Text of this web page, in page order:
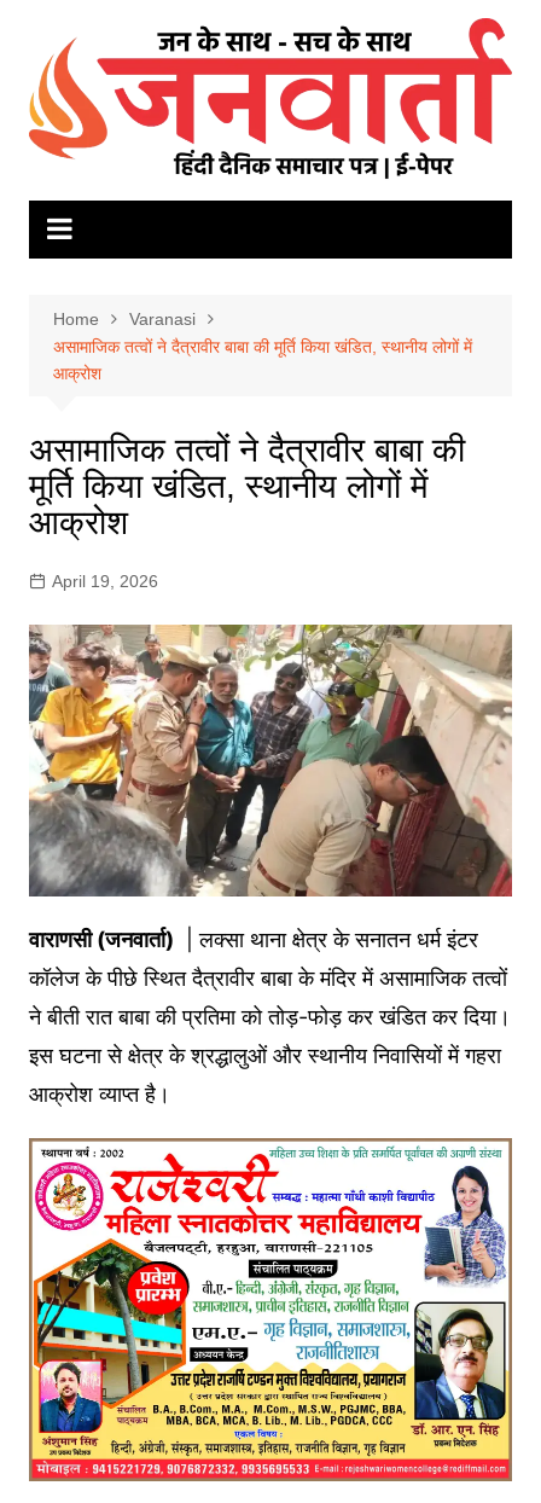
content
Home
Varanasi
असामाजिक तत्वों ने दैत्रावीर बाबा की मूर्ति किया खंडित, स्थानीय लोगों में
आक्रोश
असामाजिक तत्वों ने दैत्रावीर बाबा की
मूर्ति किया खंडित, स्थानीय लोगों में
आक्रोश
April 19, 2026
वाराणसी (जनवार्ता) | लक्सा थाना क्षेत्र के सनातन धर्म इंटर
कॉलेज के पीछे स्थित दैत्रावीर बाबा के मंदिर में असामाजिक तत्वों
ने बीती रात बाबा की प्रतिमा को तोड़-फोड़ कर खंडित कर दिया।
इस घटना से क्षेत्र के श्रद्धालुओं और स्थानीय निवासियों में गहरा
आक्रोश व्याप्त है।